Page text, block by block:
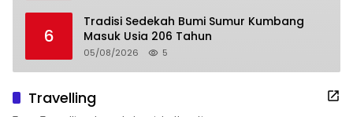
6
Tradisi Sedekah Bumi Sumur Kumbang
Masuk Usia 206 Tahun
05/08/2026 5
Travelling